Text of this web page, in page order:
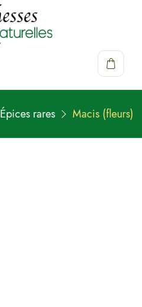
Épices rares Macis (fleurs)